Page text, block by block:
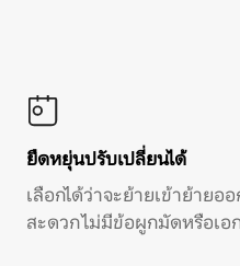
ยืดหยุ่นปรับเปลี่ยนได้
เลือกได้ว่าจะย้ายเข้าย้ายอ
สะดวก ไม่มีข้อผูกมัดหรือเอ